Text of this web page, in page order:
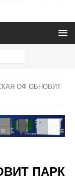
ОФ ОБНОВИТ
ПАРК